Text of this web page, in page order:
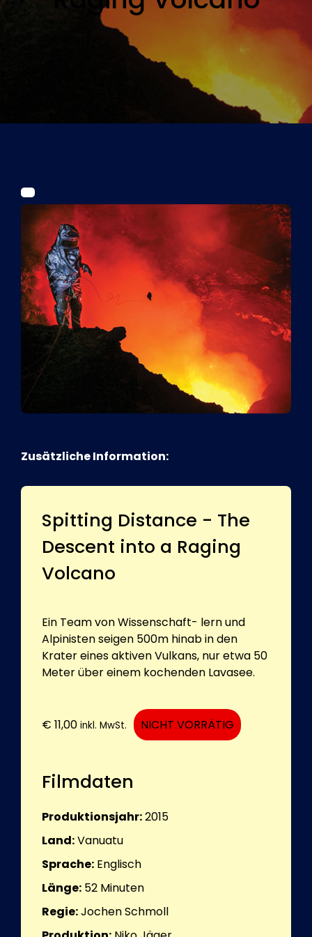
Zusätzliche Information:
Spitting Distance - The
Descent into a Raging
Volcano
Ein Team von Wissenschaft- lern und
Alpinisten seigen 500m hinab in den
Krater eines aktiven Vulkans, nur etwa 50
Meter über einem kochenden Lavasee.
€ 11,00 inkl. MwSt. NICHT VORRÄTIG
Filmdaten
Produktionsjahr:2015
Land:Vanuatu
Sprache: Englisch
Länge: 52 Minuten
Regie:Jochen Schmoll